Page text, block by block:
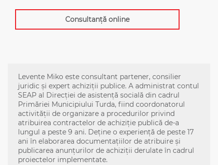
Consultanță online
Levente Miko este consultant partener, consilier
juridic și expert achiziții publice. A administrat contul
SEAP al Direcției de asistență socială din cadrul
Primăriei Municipiului Turda, fiind coordonatorul
activității de organizare a procedurilor privind
atribuirea contractelor de achiziţie publică de-a
lungul a peste 9 ani. Deține o experiență de peste 17
ani în elaborarea documentațiilor de atribuire și
publicarea anunțurilor de achiziții derulate în cadrul
proiectelor implementate.